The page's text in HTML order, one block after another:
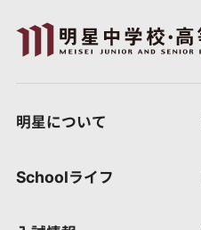
明星について
Schoolライフ